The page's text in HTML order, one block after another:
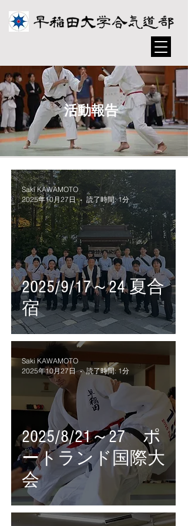
活動報告
2025/9/17～24 夏合
宿
Saki KAWAMOTO
2025年10月27日
読了時間: 1分
2025/8/21～27 ポ
ートランド国際大
会
Saki KAWAMOTO
2025年10月27日
読了時間: 1分